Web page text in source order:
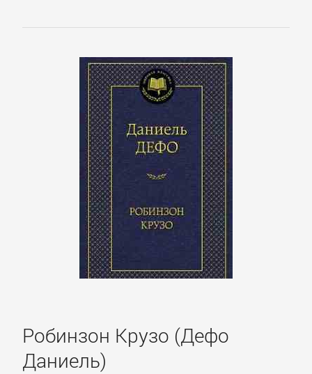
Робинзон Крузо (Дефо
Даниель)
Политические
детективы
Полицейские
детективы
Современные
детективы
Шпионские
детективы
КНИГИ